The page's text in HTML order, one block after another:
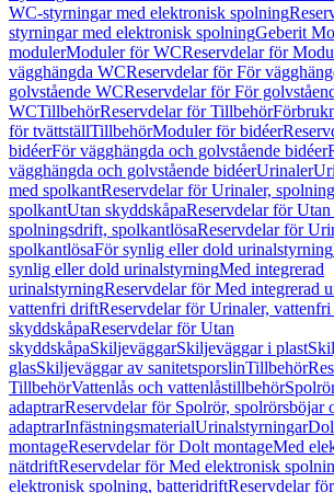
WC-styrningar med elektronisk spolning
styrningar med elektronisk spolningGeberit
modulerModuler för WCReservdelar för
vägghängda WCReservdelar för För
golvstående WCReservdelar för För
WCTillbehörReservdelar för Tillbehör
för tvättställTillbehörModuler för bidéer
bidéerFör vägghängda och golvstående bidéer
vägghängda och golvstående bidéerUrinaler
med spolkantReservdelar för Urinaler,
spolkantUtan skyddskåpaReservdelar för Utan
spolningsdrift, spolkantlösaReservdelar för
spolkantlösaFör synlig eller dold urinalstyrning
synlig eller dold urinalstyrningMed integrerad
urinalstyrningReservdelar för Med integrerad
vattenfri driftReservdelar för Urinaler,
skyddskåpaReservdelar för Utan
skyddskåpaSkiljeväggarSkiljeväggar i plast
glasSkiljeväggar av sanitetsporslinTillbehör
TillbehörVattenlås och vattenlåstillbehör
adaptrarReservdelar för Spolrör, spolrörsböjar
adaptrarInfästningsmaterialUrinalstyrningar
montageReservdelar för Dolt montageMed
nätdriftReservdelar för Med elektronisk
elektronisk spolning, batteridriftReservdelar